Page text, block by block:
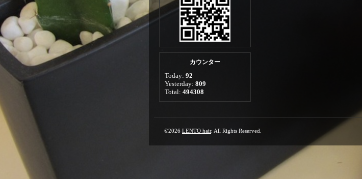
カウンター
Today: 92
Yesterday: 809
Total: 494308
©2026 LENTO hair. All Rights Reserved.